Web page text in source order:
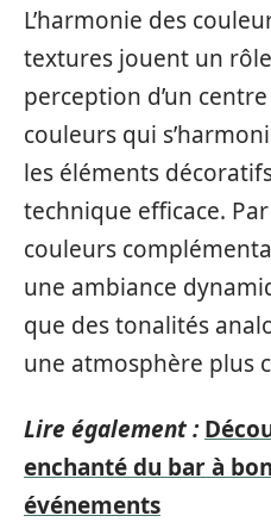
L’harmonie des
textures jouent un
perception d’un
couleurs qui
les éléments
technique efficace.
couleurs
une ambiance
que des tonalités
une atmosphère plus
Lire également :
enchanté du bar à
événements